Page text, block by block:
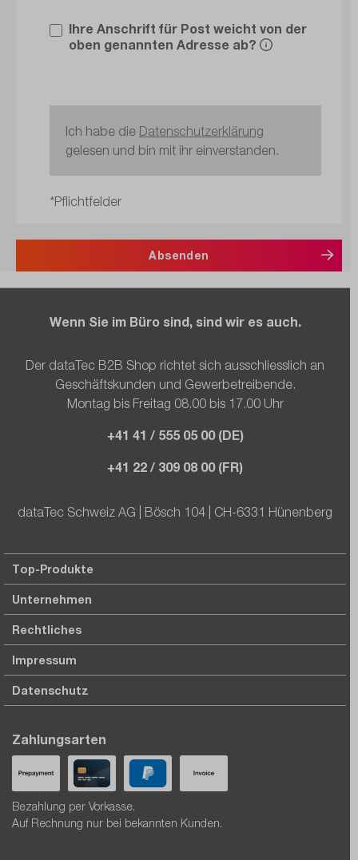
Ihre Anschrift für Post weicht von der
oben genannten Adresse ab?
Ich habe die Datenschutzerklärung
gelesen und bin mit ihr einverstanden.
*Pflichtfelder
Absenden
Wenn Sie im Büro sind, sind wir es auch.
Der dataTec B2B Shop richtet sich ausschliesslich an
Geschäftskunden und Gewerbetreibende.
Montag bis Freitag 08.00 bis 17.00 Uhr
+41 41 / 555 05 00 (DE)
+41 22 / 309 08 00 (FR)
dataTec Schweiz AG | Bösch 104 | CH-6331 Hünenberg
Top-Produkte
Unternehmen
Rechtliches
Impressum
Datenschutz
Zahlungsarten
Bezahlung per Vorkasse.
Auf Rechnung nur bei bekannten Kunden.